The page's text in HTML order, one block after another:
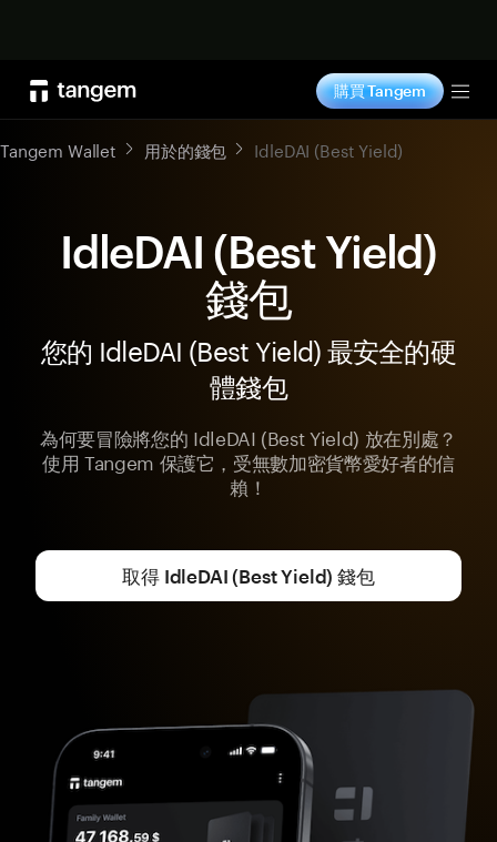
購買 Tangem
Tangem Wallet 用於的錢包 IdleDAI (Best Yield)
IdleDAI (Best Yield)
錢包
您的 IdleDAI (Best Yield) 最安全的硬
體錢包
為何要冒險將您的 IdleDAI (Best Yield) 放在別處？
使用 Tangem 保護它，受無數加密貨幣愛好者的信
賴！
取得 IdleDAI (Best Yield) 錢包